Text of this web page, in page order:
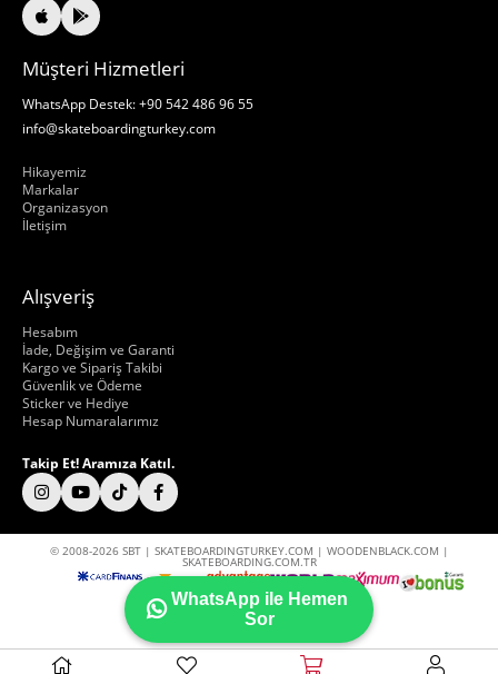
Müşteri Hizmetleri
WhatsApp Destek: +90 542 486 96 55
info@skateboardingturkey.com
Hikayemiz
Markalar
Organizasyon
İletişim
Alışveriş
Hakkımızda
Hesabım
İade, Değişim ve Garanti
Kargo ve Sipariş Takibi
Güvenlik ve Ödeme
Sticker ve Hediye
Hesap Numaralarımız
Takip Et! Aramıza Katıl.
© 2008-2026 SBT | SKATEBOARDINGTURKEY.COM | WOODENBLACK.COM |
SKATEBOARDING.COM.TR
WhatsApp ile Hemen
Sor